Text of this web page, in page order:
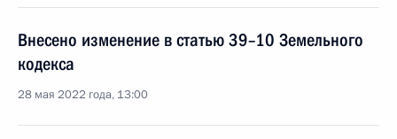
Внесено изменение в статью 39–10 Земельного
кодекса
28 мая 2022 года, 13:00